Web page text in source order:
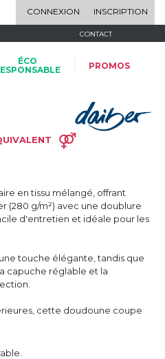
CONNEXION INSCRIPTION
CONTACT
ÉCO
PROMOS
en tissu mélangé, offrant
(280 g/m²) avec une doublure
d'entretien et idéale pour les
touche élégante, tandis que
capuche réglable et la
cette doudoune coupe